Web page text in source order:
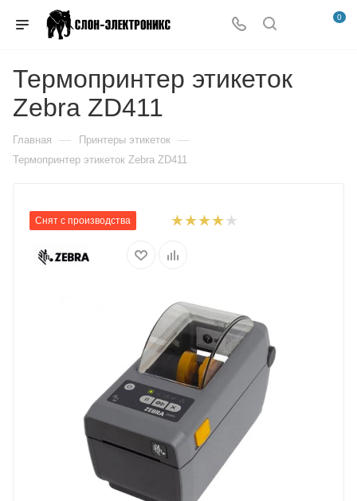
0
Термопринтер этикеток
Zebra ZD411
Главная — Принтеры этикеток —
Термопринтер этикеток Zebra ZD411
Снят с производства